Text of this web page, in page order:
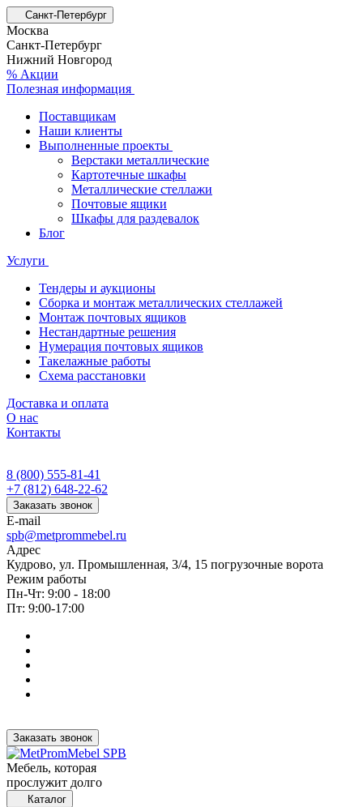
Санкт-Петербург
Москва
Санкт-Петербург
Нижний Новгород
% Акции
Полезная информация
Поставщикам
Наши клиенты
Выполненные проекты
Верстаки металлические
Картотечные шкафы
Металлические стеллажи
Почтовые ящики
Шкафы для раздевалок
Блог
Услуги
Тендеры и аукционы
Сборка и монтаж металлических стеллажей
Монтаж почтовых ящиков
Нестандартные решения
Нумерация почтовых ящиков
Такелажные работы
Схема расстановки
Доставка и оплата
О нас
Контакты
8 (800) 555-81-41
+7 (812) 648-22-62
Заказать звонок
E-mail
spb@metprommebel.ru
Адрес
Кудрово, ул. Промышленная, 3/4, 15 погрузочные ворота
Режим работы
Пн-Чт: 9:00 - 18:00
Пт: 9:00-17:00
Заказать звонок
Мебель, которая
прослужит долго
Каталог